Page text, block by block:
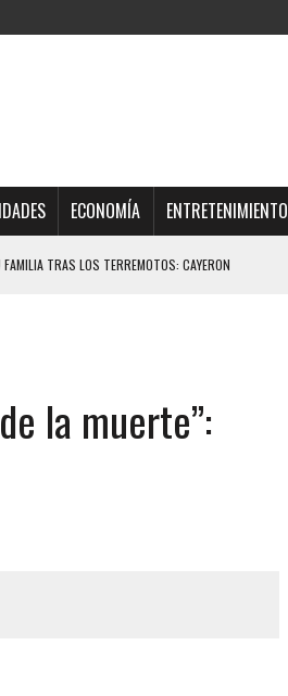
ECONOMÍA ENTRETENIMIENTO
TRAS LOS TERREMOTOS: CAYERON
EN MATURÍN
ADENTRO
CASA
la muerte”: